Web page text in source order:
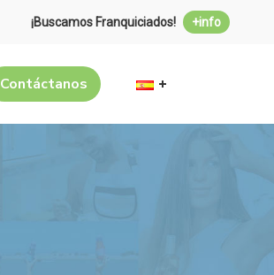
¡Buscamos Franquiciados! +info
Contáctanos